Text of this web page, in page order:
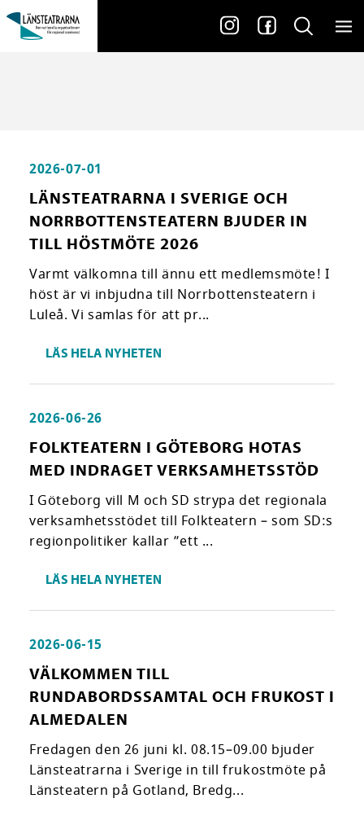
2026-07-01
LÄNSTEATRARNA I SVERIGE OCH
NORRBOTTENSTEATERN BJUDER IN
TILL HÖSTMÖTE 2026
Varmt välkomna till ännu ett medlemsmöte! I
höst är vi inbjudna till Norrbottensteatern i
Luleå. Vi samlas för att pr...
LÄS HELA NYHETEN
2026-06-26
FOLKTEATERN I GÖTEBORG HOTAS
MED INDRAGET VERKSAMHETSSTÖD
I Göteborg vill M och SD strypa det regionala
verksamhetsstödet till Folkteatern – som SD:s
regionpolitiker kallar ”ett ...
LÄS HELA NYHETEN
2026-06-15
VÄLKOMMEN TILL
RUNDABORDSSAMTAL OCH FRUKOST I
ALMEDALEN
Fredagen den 26 juni kl. 08.15–09.00 bjuder
Länsteatrarna i Sverige in till frukostmöte på
Länsteatern på Gotland, Bredg...